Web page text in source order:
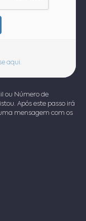
aqui.
ou Número de
Após este passo irá
mensagem com os